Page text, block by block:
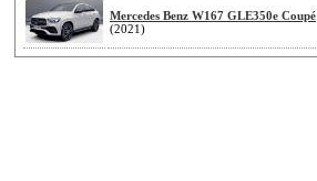
Mercedes Benz W167 GLE350e Coupé
(2021)